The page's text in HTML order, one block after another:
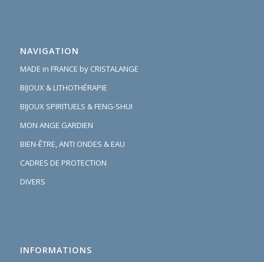
NAVIGATION
MADE in FRANCE by CRISTALANGE
BIJOUX & LITHOTHÉRAPIE
BIJOUX SPIRITUELS & FENG-SHUI
MON ANGE GARDIEN
BIEN-ÊTRE, ANTI ONDES & EAU
CADRES DE PROTECTION
DIVERS
INFORMATIONS